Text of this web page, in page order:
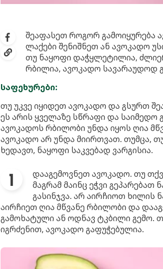
შეაფასეთ როგორ გამოიყურება
ლაქები შენიშნეთ ან ავოკადო
თუ ნაყოფი დაჭყლეტილია,
რბილია, ავოკადო სავარაუდოდ
საფეხურები:
თუ უკვე იყიდეთ ავოკადო და გსურთ
ეს არის ყველაზე სწრაფი და საიმედო
ავოკადოს რბილობი უნდა იყოს ღია
ავოკადო არ უნდა მიირთვათ. თუმცა,
ხედავთ, ნაყოფი საკვებად ვარგისია.
დააგემოვნეთ ავოკადო. თუ
მაგრამ მაინც ეჭვი
გასინჯვა. არ აირჩიოთ ხილის
აირჩიეთ ღია მწვანე რბილობი და
გამოხატული ან ოდნავ ტკბილი გემო.
იგრძენით, ავოკადო გაფუჭებულია.